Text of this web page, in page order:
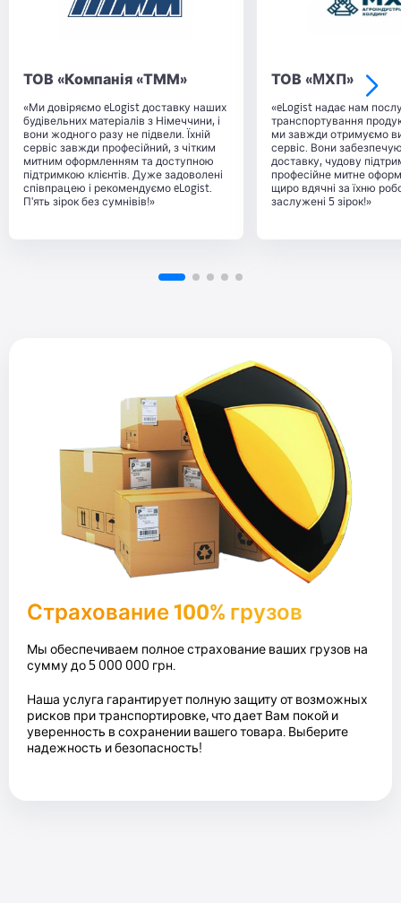
ТОВ «Компанія «ТММ»
«Ми довіряємо eLogist доставку наших
будівельних матеріалів з Німеччини, і
вони жодного разу не підвели. Їхній
сервіс завжди професійний, з чітким
митним оформленням та доступною
підтримкою клієнтів. Дуже задоволені
співпрацею і рекомендуємо eLogist.
П'ять зірок без сумнівів!»
ТОВ «MХП»
«eLogist надає нам
транспортування
ми завжди отримуємо
сервіс. Вони
доставку, чудову
професійне митне
щиро вдячні за їхню
заслужені 5 зірок!»
Страхование 100% грузов
Мы обеспечиваем полное страхование ваших грузов на
сумму до 5 000 000 грн.
Наша услуга гарантирует полную защиту от возможных
рисков при транспортировке, что дает Вам покой и
уверенность в сохранении вашего товара. Выберите
надежность и безопасность!